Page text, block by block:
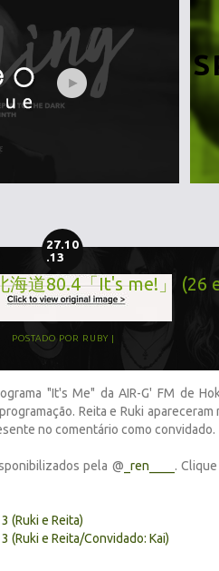
27.10
.13
海道80.4「It's me!」 (26
POSTADO POR RUBY
"It's Me" da AIR-G' FM de
Reita e Ruki apareceram
no comentário como convidado.
pela @ _ren____ .
(Ruki e Reita)
(Ruki e Reita/Convidado: Kai)